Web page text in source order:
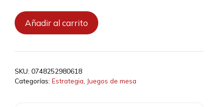
60,00 €.54,00 €.
Viticulture:
Edición
cantidad
Añadir al carrito
SKU: 0748252980618
Categorías: Estrategia Juegos de mesa